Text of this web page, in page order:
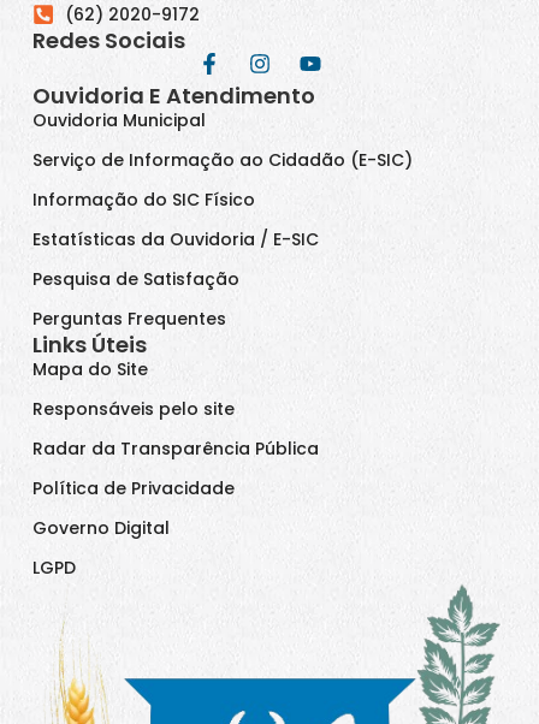
(62) 2020-9172
Redes Sociais
Ouvidoria E Atendimento
Ouvidoria Municipal
Serviço de Informação ao Cidadão (E-SIC)
Informação do SIC Físico
Estatísticas da Ouvidoria / E-SIC
Pesquisa de Satisfação
Perguntas Frequentes
Links Úteis
Mapa do Site
Responsáveis pelo site
Radar da Transparência Pública
Política de Privacidade
Governo Digital
LGPD